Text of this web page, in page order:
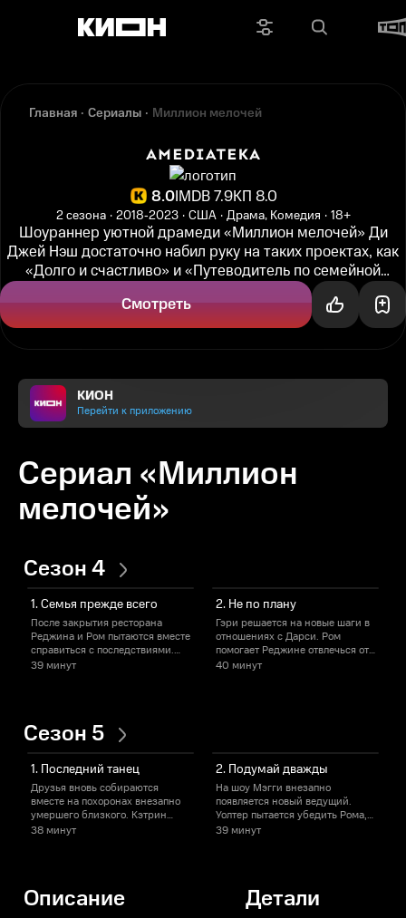
Главная Сериалы Миллион мелочей
8.0IMDB 7.9КП 8.0
2 сезона 2018‑2023 США Драма, Комедия 18+
Шоураннер уютной драмеди «Миллион мелочей» Ди
Джей Нэш достаточно набил руку на таких проектах, как
«Долго и счастливо» и «Путеводитель по семейной
жизни», чтобы смело перейти...
Смотреть
КИОН
Перейти к приложению
Сериал «Миллион
мелочей»
Сезон 4
1. Семья прежде всего
После закрытия ресторана
Реджина и Ром пытаются вместе
справиться с последствиями.
Гэри не может забыть о встрече
39 минут
2. Не по плану
Гэри решается на новые шаги в
отношениях с Дарси. Ром
помогает Реджине отвлечься от
поисков работы. Мэгги
40 минут
Сезон 5
1. Последний танец
Друзья вновь собираются
вместе на похоронах внезапно
умершего близкого. Кэтрин
объсняет Мэгги как правильно
38 минут
2. Подумай дважды
На шоу Мэгги внезапно
появляется новый ведущий.
Уолтер пытается убедить Рома,
что он все ещё может водить
39 минут
Описание Детали